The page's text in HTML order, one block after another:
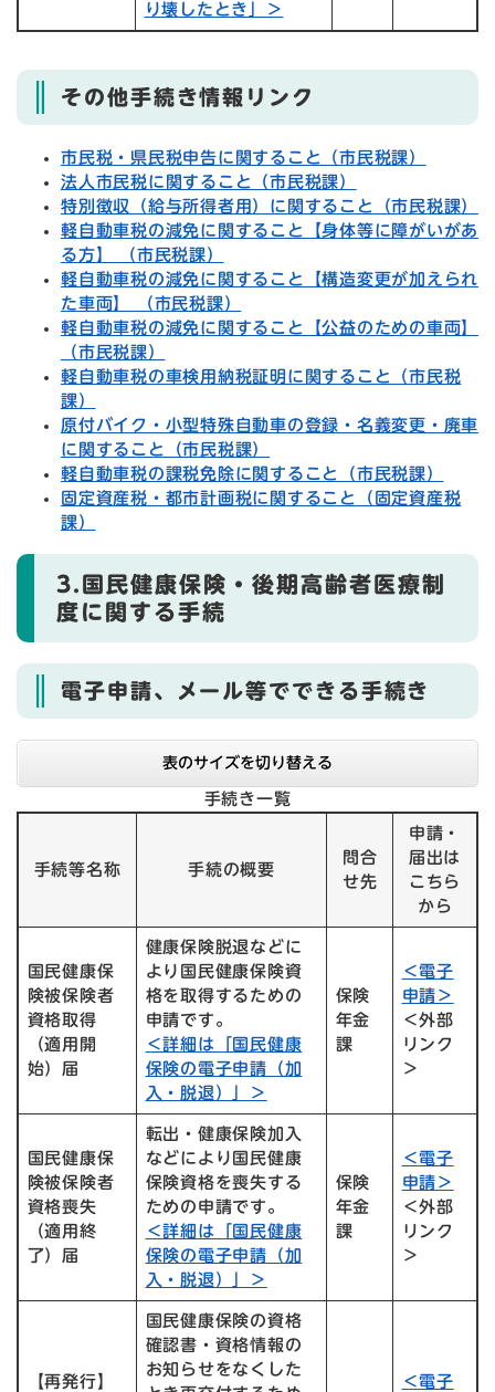
り壊したとき」＞
その他手続き情報リンク
市民税・県民税申告に関すること（市民税課）
法人市民税に関すること（市民税課）
特別徴収（給与所得者用）に関すること（市民税課）
軽自動車税の減免に関すること【身体等に障がいがあ
る方】 （市民税課）
軽自動車税の減免に関すること【構造変更が加えられ
た車両】 （市民税課）
軽自動車税の減免に関すること【公益のための車両】
（市民税課）
軽自動車税の車検用納税証明に関すること（市民税
課）
原付バイク・小型特殊自動車の登録・名義変更・廃車
に関すること（市民税課）
軽自動車税の課税免除に関すること（市民税課）
固定資産税・都市計画税に関すること（固定資産税
課）
3.国民健康保険・後期高齢者医療制
度に関する手続
電子申請、メール等でできる手続き
表のサイズを切り替える
手続き一覧
手続等名称 手続の概要
問合
せ先
申請・
届出は
こちら
から
国民健康保
険被保険者
資格取得
（適用開
始）届
健康保険脱退などに
より国民健康保険資
格を取得するための
申請です。
＜詳細は「国民健康
保険の電子申請（加
入・脱退）」＞
保険
年金
課
＜電子
申請＞
＜外部
リンク
＞
国民健康保
険被保険者
資格喪失
（適用終
了）届
転出・健康保険加入
などにより国民健康
保険資格を喪失する
ための申請です。
＜詳細は「国民健康
保険の電子申請（加
入・脱退）」＞
保険
年金
課
＜電子
申請＞
＜外部
リンク
＞
【再発行】
国民健康保険の資格
確認書・資格情報の
お知らせをなくした
＜電子